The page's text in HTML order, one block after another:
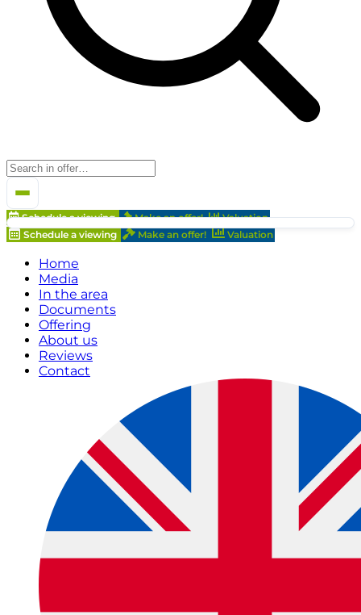
Schedule a viewing Make an offer!
Valuation
Schedule a viewing
Make an offer! Valuation
Home
Media
In the area
Documents
Offering
About us
Reviews
Contact